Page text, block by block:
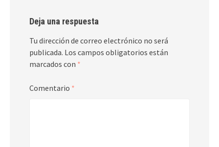
Deja una respuesta
Tu dirección de correo electrónico no será
publicada. Los campos obligatorios están
marcados con *
Comentario *